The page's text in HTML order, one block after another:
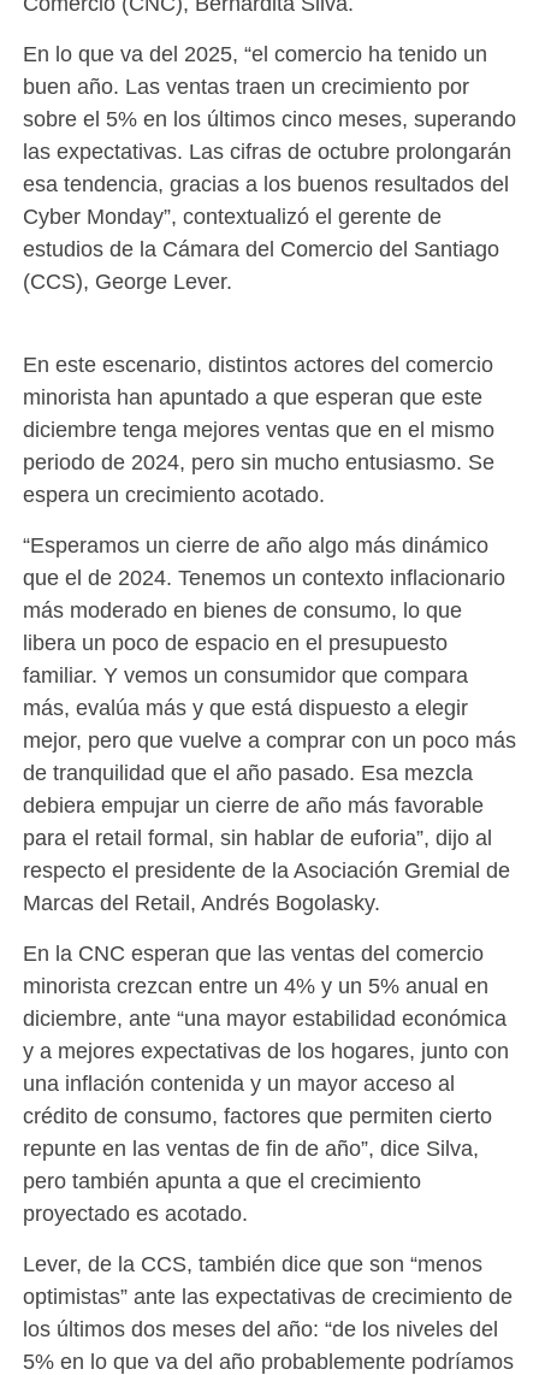
En lo que va del 2025, “el comercio ha tenido un
buen año. Las ventas traen un crecimiento por
sobre el 5% en los últimos cinco meses, superando
las expectativas. Las cifras de octubre prolongarán
esa tendencia, gracias a los buenos resultados del
Cyber Monday”, contextualizó el gerente de
estudios de la Cámara del Comercio del Santiago
(CCS), George Lever.
En este escenario, distintos actores del comercio
minorista han apuntado a que esperan que este
diciembre tenga mejores ventas que en el mismo
periodo de 2024, pero sin mucho entusiasmo. Se
espera un crecimiento acotado.
“Esperamos un cierre de año algo más dinámico
que el de 2024. Tenemos un contexto inflacionario
más moderado en bienes de consumo, lo que
libera un poco de espacio en el presupuesto
familiar. Y vemos un consumidor que compara
más, evalúa más y que está dispuesto a elegir
mejor, pero que vuelve a comprar con un poco más
de tranquilidad que el año pasado. Esa mezcla
debiera empujar un cierre de año más favorable
para el retail formal, sin hablar de euforia”, dijo al
respecto el presidente de la Asociación Gremial de
Marcas del Retail, Andrés Bogolasky.
En la CNC esperan que las ventas del comercio
minorista crezcan entre un 4% y un 5% anual en
diciembre, ante “una mayor estabilidad económica
y a mejores expectativas de los hogares, junto con
una inflación contenida y un mayor acceso al
crédito de consumo, factores que permiten cierto
repunte en las ventas de fin de año”, dice Silva,
pero también apunta a que el crecimiento
proyectado es acotado.
Lever, de la CCS, también dice que son “menos
optimistas” ante las expectativas de crecimiento de
los últimos dos meses del año: “de los niveles del
5% en lo que va del año probablemente podríamos